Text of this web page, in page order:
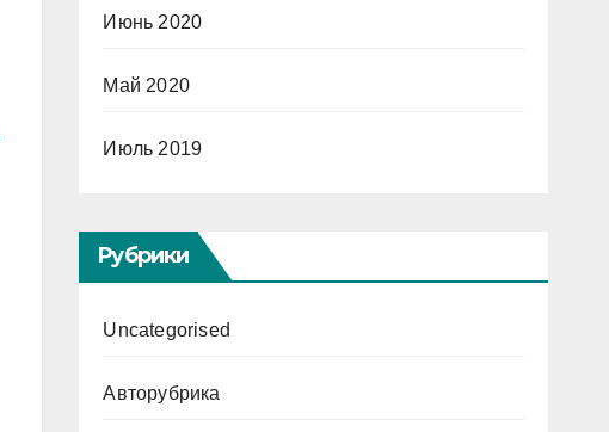
Июнь 2020
Май 2020
Июль 2019
Рубрики
Uncategorised
Авторубрика